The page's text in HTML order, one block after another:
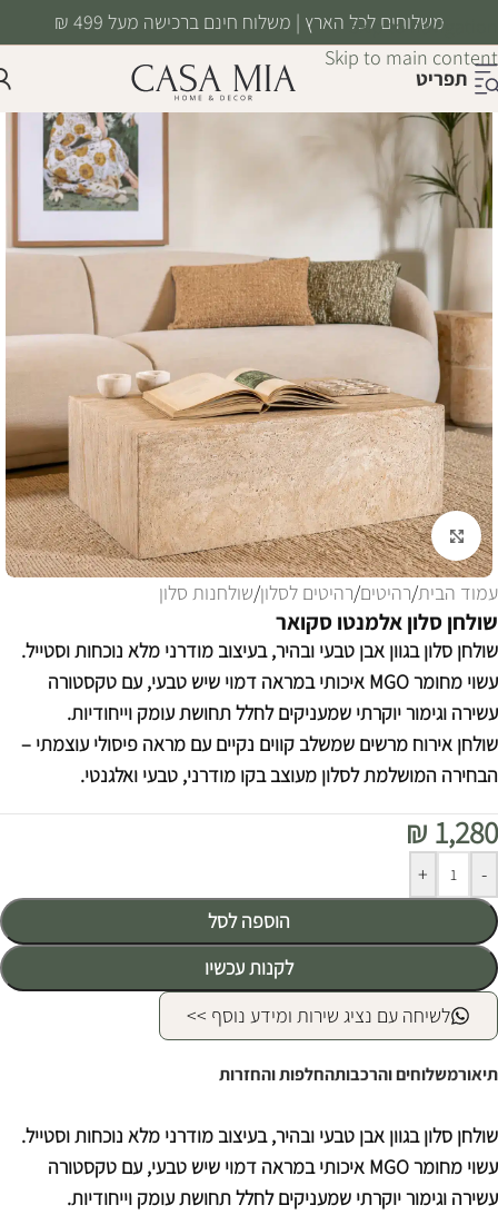
Skip to navigation
Skip to main content
משלוחים לכל הארץ | משלוח חינם ברכישה מעל 499 ₪
תפריט
לחצו להגדלה
עמוד הבית/רהיטים/רהיטים לסלון/שולחנות סלון
שולחן סלון אלמנטו סקואר
שולחן סלון בגוון אבן טבעי ובהיר, בעיצוב מודרני מלא נוכחות וסטייל.
עשוי מחומר MGO איכותי במראה דמוי שיש טבעי, עם טקסטורה
עשירה וגימור יוקרתי שמעניקים לחלל תחושת עומק וייחודיות.
שולחן אירוח מרשים שמשלב קווים נקיים עם מראה פיסולי עוצמתי –
הבחירה המושלמת לסלון מעוצב בקו מודרני, טבעי ואלגנטי.
₪ 1,280
-
+
הוספה לסל
לקנות עכשיו
Alternative:
לשיחה עם נציג שירות ומידע נוסף >>
תיאורמשלוחים והרכבותהחלפות והחזרות
שולחן סלון בגוון אבן טבעי ובהיר, בעיצוב מודרני מלא נוכחות וסטייל.
עשוי מחומר MGO איכותי במראה דמוי שיש טבעי, עם טקסטורה
עשירה וגימור יוקרתי שמעניקים לחלל תחושת עומק וייחודיות.